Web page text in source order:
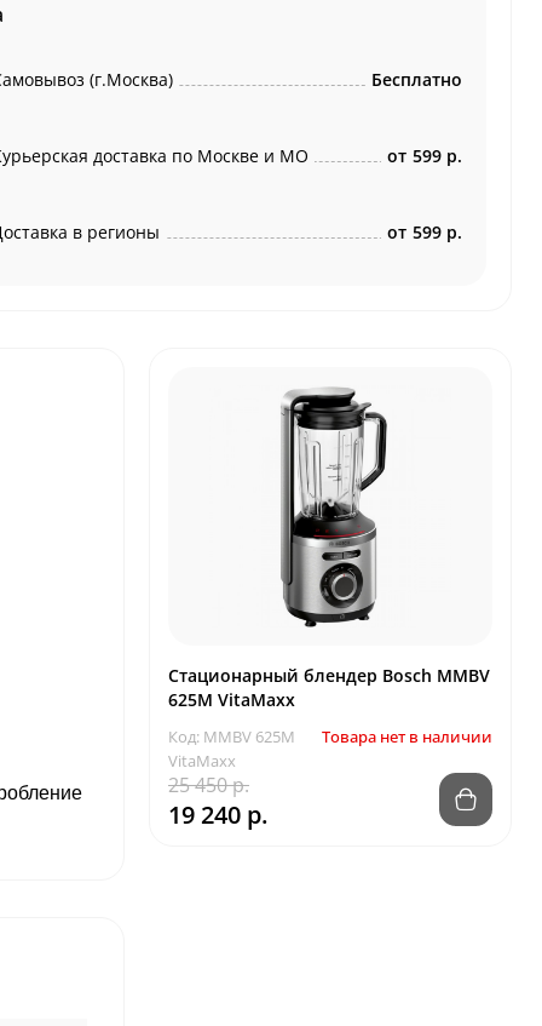
(г.Москва) Бесплатно
доставка по Москве и МО от 599 р.
в регионы от 599 р.
Стационарный блендер Bosch MMBV
625M VitaMaxx
Код: MMBV 625M
VitaMaxx
Товара нет в наличии
25 450 р.
19 240 р.